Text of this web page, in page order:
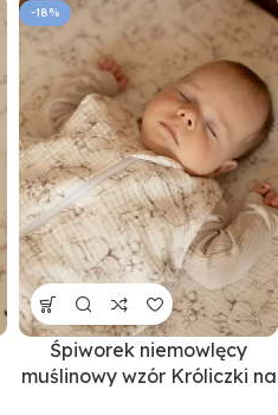
-18%
Śpiworek niemowlęcy
muślinowy wzór Króliczki na